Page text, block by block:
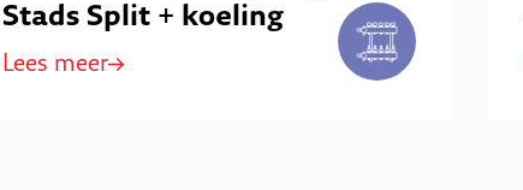
Stads Split + koeling
Lees meer